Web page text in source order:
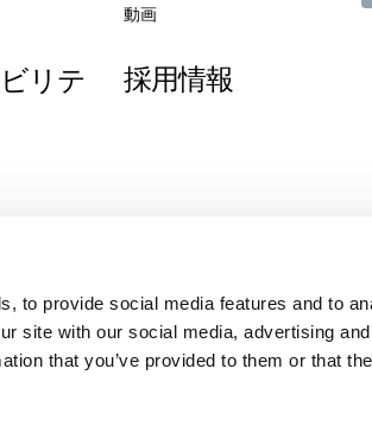
to provide social media features and to
site with our social media, advertising
that you’ve provided to them or that
リテ
動画
採用情報